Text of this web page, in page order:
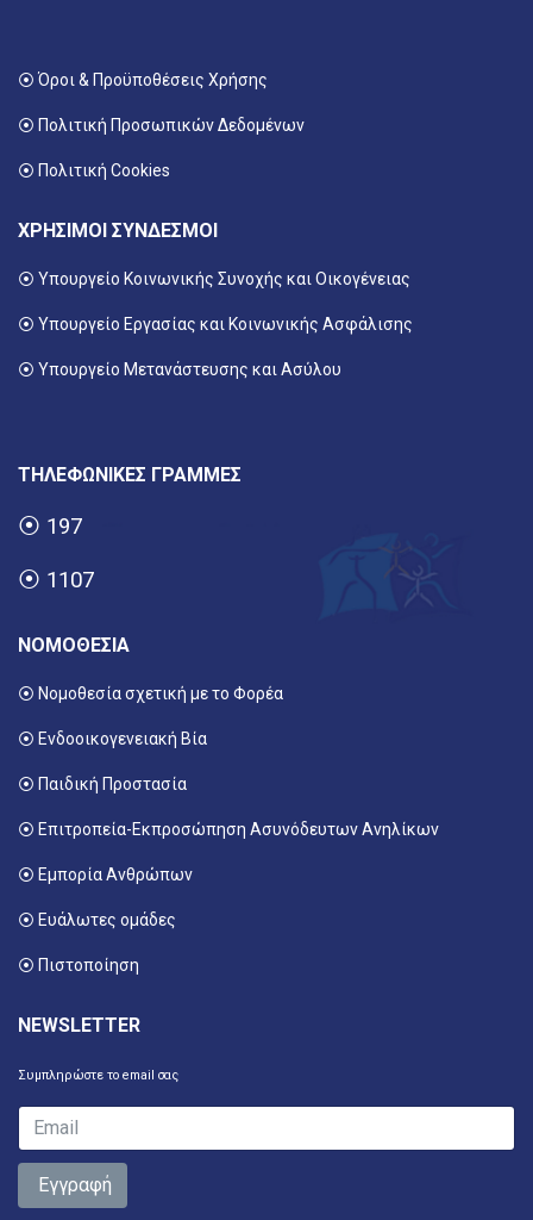
⦿ Όροι & Προϋποθέσεις Χρήσης
⦿ Πολιτική Προσωπικών Δεδομένων
⦿ Πολιτική Cookies
ΧΡΗΣΙΜΟΙ ΣΥΝΔΕΣΜΟΙ
⦿ Υπουργείο Κοινωνικής Συνοχής και Οικογένειας
⦿ Υπουργείο Εργασίας και Κοινωνικής Ασφάλισης
⦿ Υπουργείο Μετανάστευσης και Ασύλου
ΤΗΛΕΦΩΝΙΚΕΣ ΓΡΑΜΜΕΣ
⦿ 197
⦿ 1107
ΝΟΜΟΘΕΣΙΑ
⦿ Νομοθεσία σχετική με το Φορέα
⦿ Ενδοοικογενειακή Βία
⦿ Παιδική Προστασία
⦿ Επιτροπεία-Εκπροσώπηση Ασυνόδευτων Ανηλίκων
⦿ Εμπορία Ανθρώπων
⦿ Ευάλωτες ομάδες
⦿ Πιστοποίηση
NEWSLETTER
Συμπληρώστε το email σας
Εγγραφή